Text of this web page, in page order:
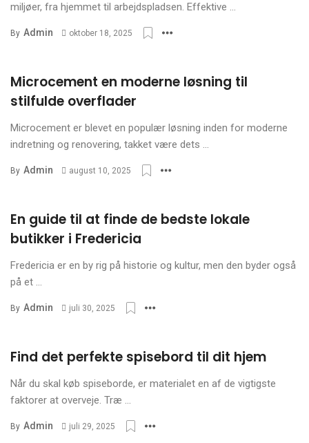
bolig
Vælg det rigtige sofabord
til din stue
nostalgi og investering
Fleksible løsninger til
Fordele ved at bruge
kondomer
Opdag de mange fordele
miljøer, fra hjemmet til arbejdspladsen. Effektive ...
By Admin oktober 18, 2025
Microcement en moderne løsning til
stilfulde overflader
Microcement er blevet en populær løsning inden for moderne
indretning og renovering, takket være dets ...
By Admin august 10, 2025
En guide til at finde de bedste lokale
butikker i Fredericia
Fredericia er en by rig på historie og kultur, men den byder også
på et ...
By Admin juli 30, 2025
Find det perfekte spisebord til dit hjem
Når du skal køb spiseborde, er materialet en af de vigtigste
faktorer at overveje. Træ ...
By Admin juli 29, 2025